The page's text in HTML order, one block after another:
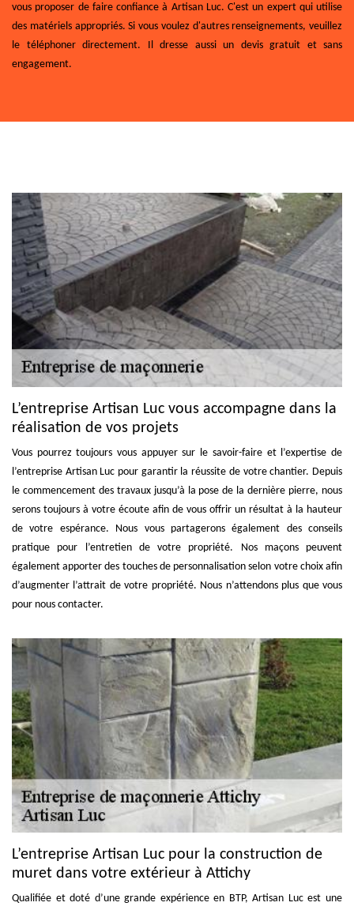
vous proposer de faire confiance à Artisan Luc. C'est un expert qui utilise
des matériels appropriés. Si vous voulez d'autres renseignements, veuillez
le téléphoner directement. Il dresse aussi un devis gratuit et sans
engagement.
L’entreprise Artisan Luc vous accompagne dans la
réalisation de vos projets
Vous pourrez toujours vous appuyer sur le savoir-faire et l’expertise de
l’entreprise Artisan Luc pour garantir la réussite de votre chantier. Depuis
le commencement des travaux jusqu’à la pose de la dernière pierre, nous
serons toujours à votre écoute afin de vous offrir un résultat à la hauteur
de votre espérance. Nous vous partagerons également des conseils
pratique pour l’entretien de votre propriété. Nos maçons peuvent
également apporter des touches de personnalisation selon votre choix afin
d’augmenter l’attrait de votre propriété. Nous n’attendons plus que vous
pour nous contacter.
L’entreprise Artisan Luc pour la construction de
muret dans votre extérieur à Attichy
Qualifiée et doté d’une grande expérience en BTP, Artisan Luc est une